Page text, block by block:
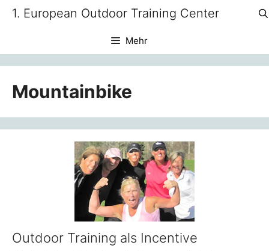
Zum1. European Outdoor Training Center
Mehr
Mountainbike
Outdoor Training als Incentive